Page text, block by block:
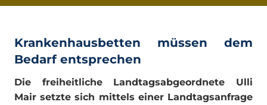
Krankenhausbetten müssen dem
Bedarf entsprechen
Die freiheitliche Landtagsabgeordnete Ulli
Mair setzte sich mittels einer Landtagsanfrage